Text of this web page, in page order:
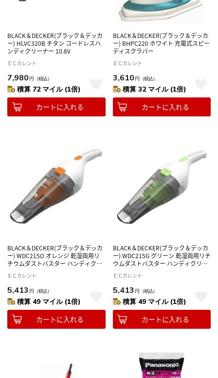
BLACK＆DECKER(ブラック＆デッカ
ー) HLVC320B チタン コードレスハ
ンディクリーナー 10.8V
ＥＣカレント
7,980 円 （税込）
積算 72 マイル (1倍)
カートに入れる
BLACK＆DECKER(ブラック＆デッカ
ー) BHPC220 ホワイト 充電式スピー
ディスクラバー
ＥＣカレント
3,610 円 （税込）
積算 32 マイル (1倍)
カートに入れる
BLACK＆DECKER(ブラック＆デッカ
ー) WDC215O オレンジ 乾湿両用リ
チウムダストバスター ハンディクリ
ＥＣカレント
5,413 円 （税込）
積算 49 マイル (1倍)
カートに入れる
BLACK＆DECKER(ブラック＆デッカ
ー) WDC215G グリーン 乾湿両用リチ
ウムダストバスター ハンディクリー
ＥＣカレント
5,413 円 （税込）
積算 49 マイル (1倍)
カートに入れる